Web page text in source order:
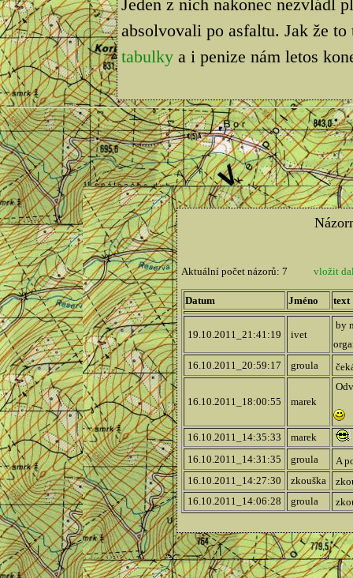
Jeden z nich nakonec nezvládl
absolvovali po asfaltu. Jak že
tabulkya i penize nám letos